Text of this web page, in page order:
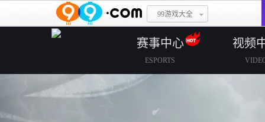
99游戏大全
赛事中心
ESPORTS
视频